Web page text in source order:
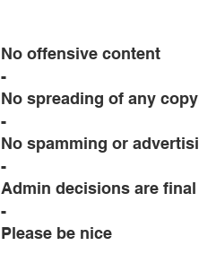
No offensive content
-
No spreading of any
-
No spamming or
-
Admin decisions are final
-
Please be nice